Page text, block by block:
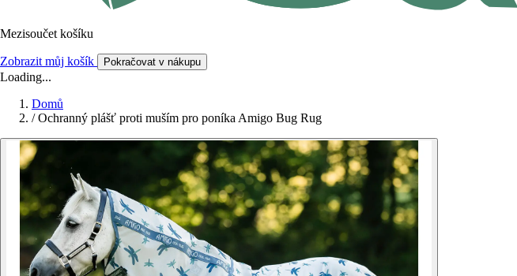
Mezisoučet košíku
Zobrazit můj košík Pokračovat v nákupu
Loading...
Domů
/ Ochranný plášť proti muším pro poníka Amigo Bug Rug